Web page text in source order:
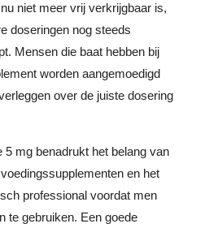
niet meer vrij verkrijgbaar is,
doseringen nog steeds
Mensen die baat hebben bij
worden aangemoedigd
over de juiste dosering
5 mg benadrukt het belang van
en het
professional voordat men
te gebruiken. Een goede